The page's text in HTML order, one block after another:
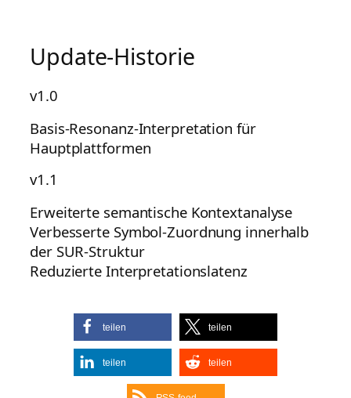
Update-Historie
v1.0
Basis-Resonanz-Interpretation für
Hauptplattformen
v1.1
Erweiterte semantische Kontextanalyse
Verbesserte Symbol-Zuordnung innerhalb
der SUR-Struktur
Reduzierte Interpretationslatenz
teilen teilen
teilen teilen